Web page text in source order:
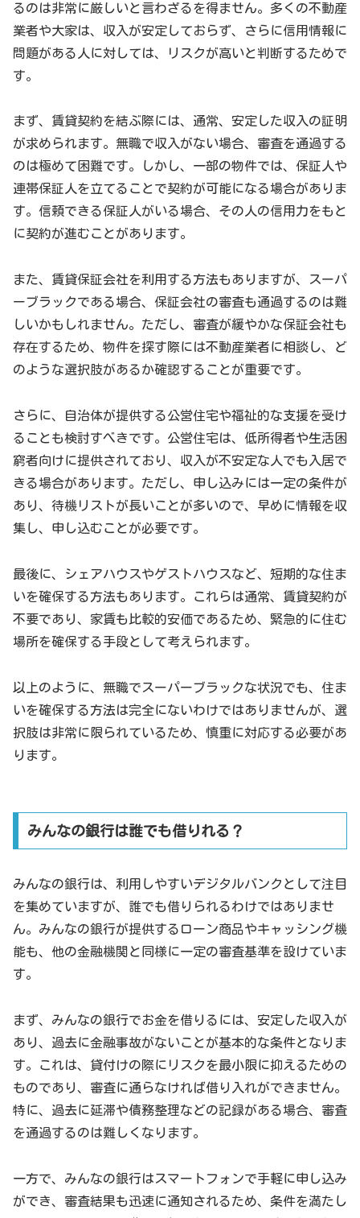
るのは非常に厳しいと言わざるを得ません。多くの不動産
業者や大家は、収入が安定しておらず、さらに信用情報に
問題がある人に対しては、リスクが高いと判断するためで
す。
まず、賃貸契約を結ぶ際には、通常、安定した収入の証明
が求められます。無職で収入がない場合、審査を通過する
のは極めて困難です。しかし、一部の物件では、保証人や
連帯保証人を立てることで契約が可能になる場合がありま
す。信頼できる保証人がいる場合、その人の信用力をもと
に契約が進むことがあります。
また、賃貸保証会社を利用する方法もありますが、スーパ
ーブラックである場合、保証会社の審査も通過するのは難
しいかもしれません。ただし、審査が緩やかな保証会社も
存在するため、物件を探す際には不動産業者に相談し、ど
のような選択肢があるか確認することが重要です。
さらに、自治体が提供する公営住宅や福祉的な支援を受け
ることも検討すべきです。公営住宅は、低所得者や生活困
窮者向けに提供されており、収入が不安定な人でも入居で
きる場合があります。ただし、申し込みには一定の条件が
あり、待機リストが長いことが多いので、早めに情報を収
集し、申し込むことが必要です。
最後に、シェアハウスやゲストハウスなど、短期的な住ま
いを確保する方法もあります。これらは通常、賃貸契約が
不要であり、家賃も比較的安価であるため、緊急的に住む
場所を確保する手段として考えられます。
以上のように、無職でスーパーブラックな状況でも、住ま
いを確保する方法は完全にないわけではありませんが、選
択肢は非常に限られているため、慎重に対応する必要があ
ります。
みんなの銀行は誰でも借りれる？
みんなの銀行は、利用しやすいデジタルバンクとして注目
を集めていますが、誰でも借りられるわけではありませ
ん。みんなの銀行が提供するローン商品やキャッシング機
能も、他の金融機関と同様に一定の審査基準を設けていま
す。
まず、みんなの銀行でお金を借りるには、安定した収入が
あり、過去に金融事故がないことが基本的な条件となりま
す。これは、貸付けの際にリスクを最小限に抑えるための
ものであり、審査に通らなければ借り入れができません。
特に、過去に延滞や債務整理などの記録がある場合、審査
を通過するのは難しくなります。
一方で、みんなの銀行はスマートフォンで手軽に申し込み
ができ、審査結果も迅速に通知されるため、条件を満たし